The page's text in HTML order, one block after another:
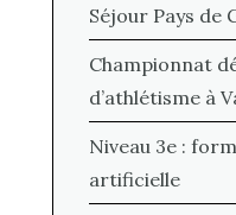
Séjour Pays de
Championnat
d’athlétisme à
Niveau 3e :
artificielle